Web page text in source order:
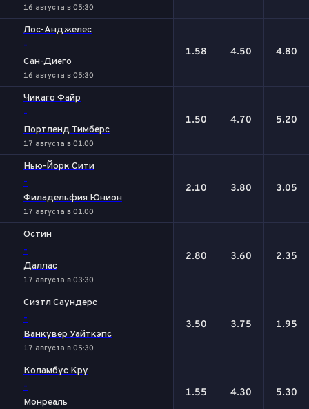
16 августа в 05:30
Лос-Анджелес
-
Сан-Диего
16 августа в 05:30
1.58 4.50 4.80
Чикаго Файр
-
Портленд Тимберс
17 августа в 01:00
1.50 4.70 5.20
Нью-Йорк Сити
-
Филадельфия Юнион
17 августа в 01:00
2.10 3.80 3.05
Остин
-
Даллас
17 августа в 03:30
2.80 3.60 2.35
Сиэтл Саундерс
-
Ванкувер Уайткэпс
17 августа в 05:30
3.50 3.75 1.95
Коламбус Кру
-
Монреаль
1.55 4.30 5.30